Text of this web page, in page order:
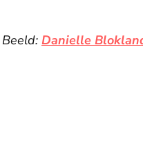
Beeld: Danielle